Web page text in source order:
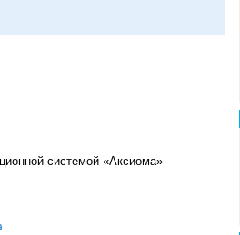
системой «Аксиома»